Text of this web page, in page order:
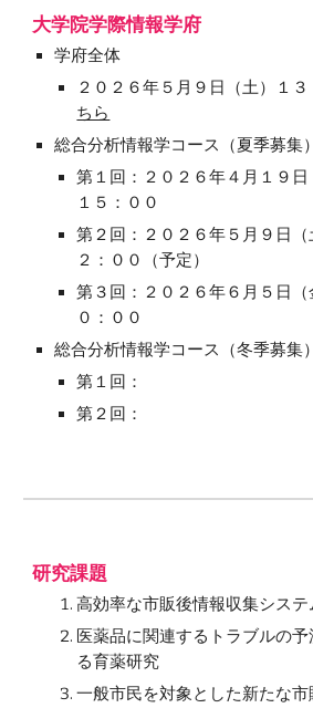
大学院学際情報学府
学府全体
２０２６年５月９日（土）１
ちら
総合分析情報学コース（夏季募集
第１回：２０２６年４月１９
１５：００
第２回：２０２６年５月９日（
２：００（予定）
第３回：２０２６年６月５日
０：００
総合分析情報学コース（冬季募集
第１回：
第２回：
研究課題
高効率な市販後情報収集シス
医薬品に関連するトラブルの
る育薬研究
一般市民を対象とした新たな